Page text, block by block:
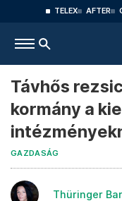
TELEX AFTER
Távhős
kormány a
GAZDASÁG
Thüringer